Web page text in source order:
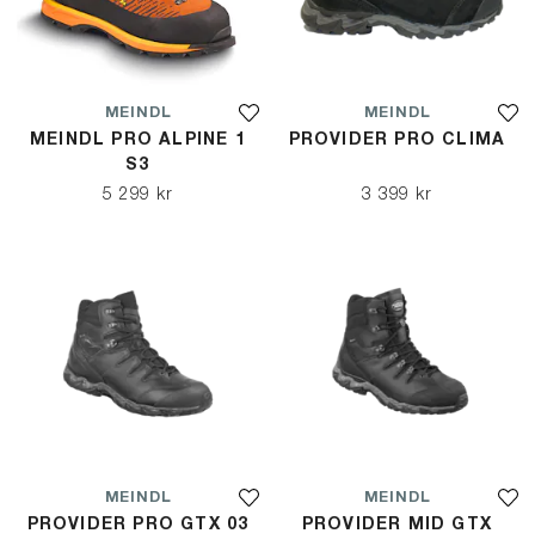
MEINDL
MEINDL PRO ALPINE 1
S3
5 299 kr
MEINDL
PROVIDER PRO CLIMA
3 399 kr
MEINDL
PROVIDER PRO GTX 03
MEINDL
PROVIDER MID GTX